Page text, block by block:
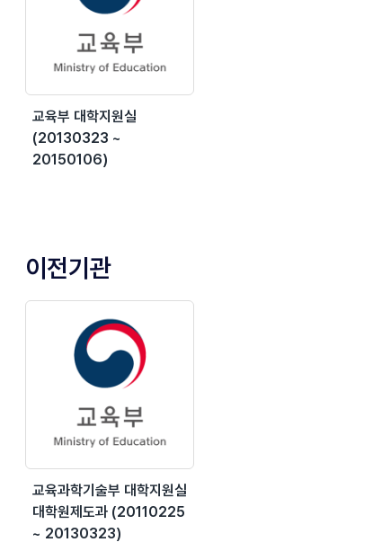
교육부 대학지원실
(20130323 ~
20150106)
이전기관
교육과학기술부 대학지원실
대학원제도과 (20110225
~ 20130323)